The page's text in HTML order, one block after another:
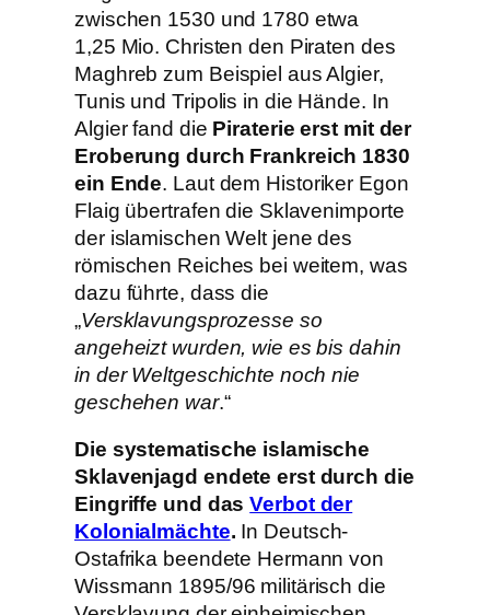
zwischen 1530 und 1780 etwa
1,25 Mio. Christen den Piraten des
Maghreb zum Beispiel aus Algier,
Tunis und Tripolis in die Hände. In
Algier fand die Piraterie erst mit der
Eroberung durch Frankreich 1830
ein Ende. Laut dem Historiker Egon
Flaig übertrafen die Sklavenimporte
der islamischen Welt jene des
römischen Reiches bei weitem, was
dazu führte, dass die
„Versklavungsprozesse so
angeheizt wurden, wie es bis dahin
in der Weltgeschichte noch nie
geschehen war.“
Die systematische islamische
Sklavenjagd endete erst durch die
Eingriffe und dasVerbot der
Kolonialmächte. In Deutsch-
Ostafrika beendete Hermann von
Wissmann 1895/96 militärisch die